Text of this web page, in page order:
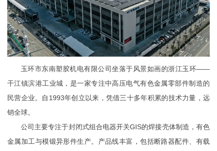
玉环市东南塑胶机电有限公司坐落于风景如画的浙江玉环——
干江镇滨港工业城，是一家专注中高压电气有色金属零部件制造的
民营企业。自1993年创立以来，凭借三十多年积累的技术力量，远
销全球。
公司主要专注于封闭式组合电器开关GIS的焊接壳体制造，有色
金属加工与模锻异形件生产。产品线丰富，包括断路器配件、有载